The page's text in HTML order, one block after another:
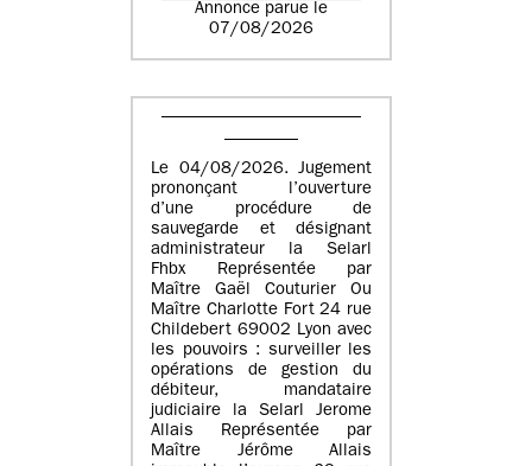
Annonce parue le
07/08/2026
Le 04/08/2026. Jugement
prononçant l’ouverture
d’une procédure de
sauvegarde et désignant
administrateur la Selarl
Fhbx Représentée par
Maître Gaël Couturier Ou
Maître Charlotte Fort 24 rue
Childebert 69002 Lyon avec
les pouvoirs : surveiller les
opérations de gestion du
débiteur, mandataire
judiciaire la Selarl Jerome
Allais Représentée par
Maître Jérôme Allais